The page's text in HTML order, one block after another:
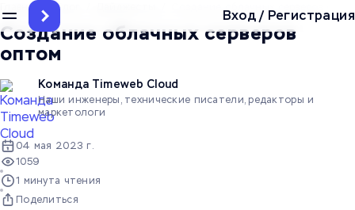
Вход/ Регистрация
Главная Блог
Создание облачных серверов
оптом
Команда Timeweb Cloud
Наши инженеры, технические писатели, редакторы и
маркетологи
04 мая 2023 г.
1059
1 минута чтения
Поделиться